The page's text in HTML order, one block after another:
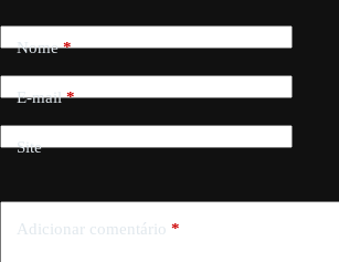
Nome*
E-mail*
Site
Adicionar comentário *